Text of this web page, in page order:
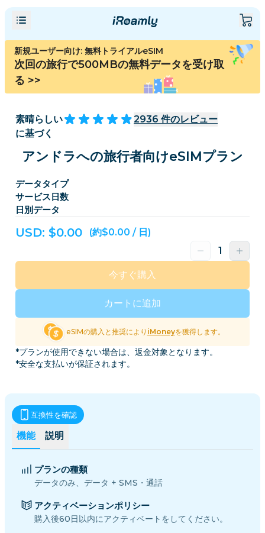
新規ユーザー向け: 無料トライアルeSIM
次回の旅行で500MBの無料データを受け取
る >>
素晴らしい 2936 件のレビュー
に基づく
アンドラへの旅行者向けeSIMプラン
データタイプ
サービス日数
日別データ
USD: $0.00 (約$0.00 / 日)
カートに追加
今すぐ購入
eSIMの購入と推奨により iMoneyを獲得します。
*プランが使用できない場合は、返金対象となります。
*安全な支払いが保証されます。
機能 説明
互換性を確認
プランの種類
データのみ、データ + SMS・通話
アクティベーションポリシー
購入後60日以内にアクティベートをしてください。